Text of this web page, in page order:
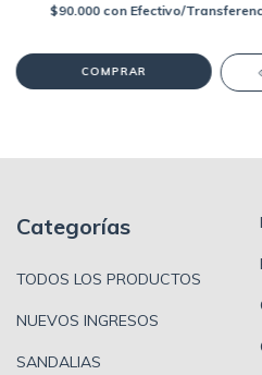
$90.000 con Efectivo/
COMPRAR
Categorías
TODOS LOS PRODUCTOS
NUEVOS INGRESOS
SANDALIAS